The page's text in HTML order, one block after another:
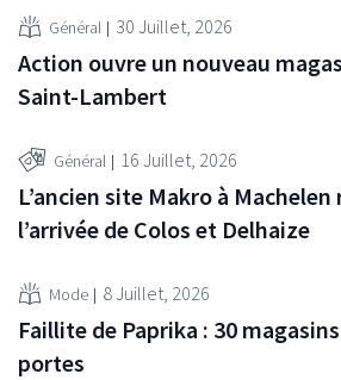
Général 30 Juillet, 2026
Action ouvre un nouveau
Saint-Lambert
Général 16 Juillet, 2026
L’ancien site Makro à
l’arrivée de Colos et Delhaize
Mode 8 Juillet, 2026
Faillite de Paprika : 30
portes